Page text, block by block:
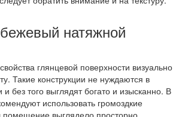
натяжной
глянцевой поверхности визуально
Такие конструкции не нуждаются в
без того выглядят богато и изысканно. В
использовать громоздкие